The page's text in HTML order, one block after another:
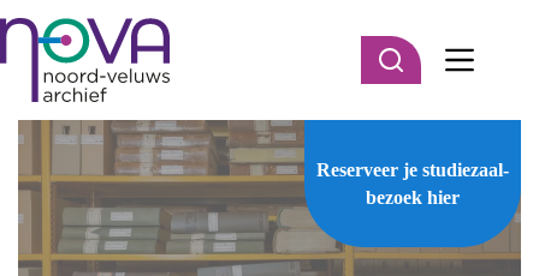
naar
inhoud
Reserveer je studiezaal-
bezoek hier